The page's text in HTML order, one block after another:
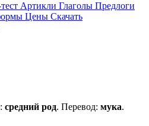
Артикли Глаголы Предлоги
Цены Скачать
средний род. Перевод: мука.